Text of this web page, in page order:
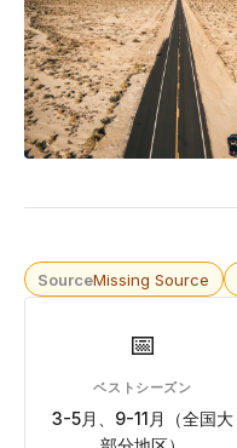
SourceMissing Source
📅
ベストシーズン
3-5月、9-11月（全国大